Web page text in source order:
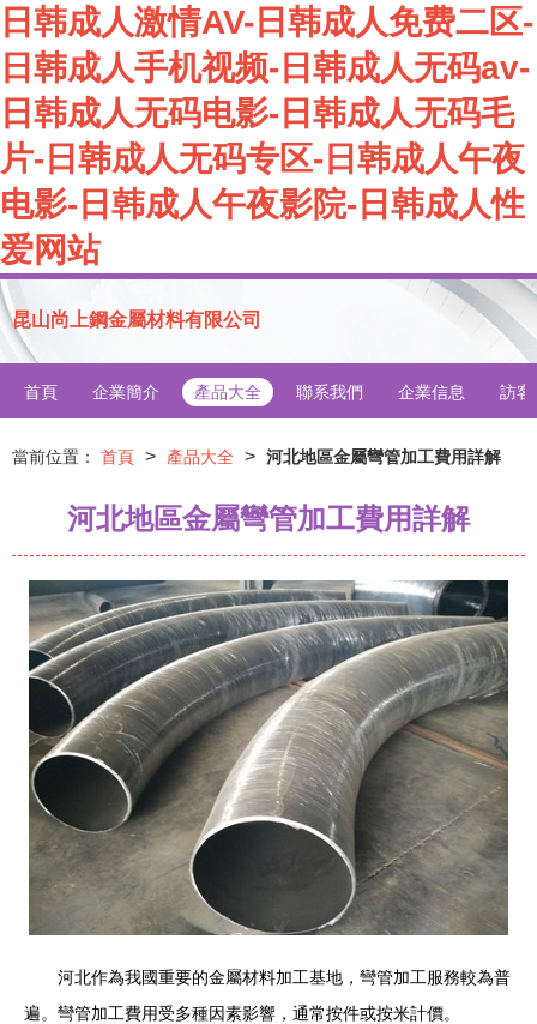
日韩成人激情AV-日韩成人免费二区-
日韩成人手机视频-日韩成人无码av-
日韩成人无码电影-日韩成人无码毛
片-日韩成人无码专区-日韩成人午夜
电影-日韩成人午夜影院-日韩成人性
爱网站
昆山尚上鋼金屬材料有限公司
首頁 企業簡介 產品大全 聯系我們 企業信息 訪客
當前位置： 首頁 > 產品大全 > 河北地區金屬彎管加工費用詳解
河北地區金屬彎管加工費用詳解
河北作為我國重要的金屬材料加工基地，彎管加工服務較為普
遍。彎管加工費用受多種因素影響，通常按件或按米計價。